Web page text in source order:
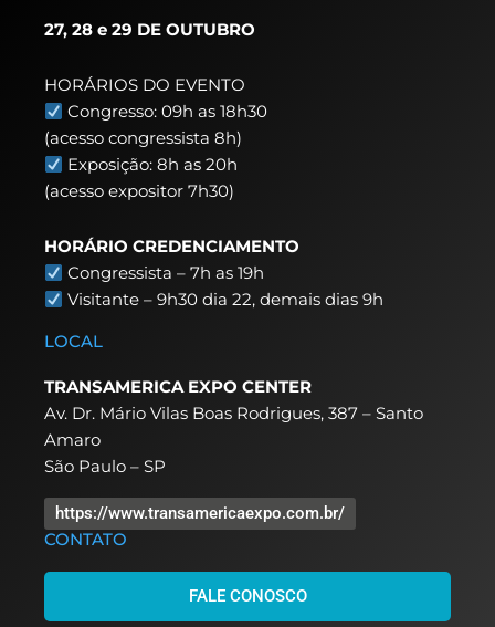
27, 28 e 29 DE OUTUBRO
HORÁRIOS DO EVENTO
Congresso: 09h as 18h30
(acesso congressista 8h)
Exposição: 8h as 20h
(acesso expositor 7h30)
HORÁRIO CREDENCIAMENTO
Congressista – 7h as 19h
Visitante – 9h30 dia 22,demais dias 9h
LOCAL
TRANSAMERICA EXPO CENTER
Av. Dr. Mário Vilas Boas Rodrigues, 387 – Santo
Amaro
São Paulo – SP
https://www.transamericaexpo.com.br/
CONTATO
FALE CONOSCO